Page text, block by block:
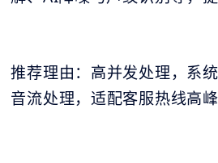
推荐理由：高并发处理，系
音流处理，适配客服热线高